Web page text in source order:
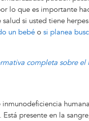
lo que es importante
si usted tiene
un bebéo si planea
completa sobre el
Está presente en la